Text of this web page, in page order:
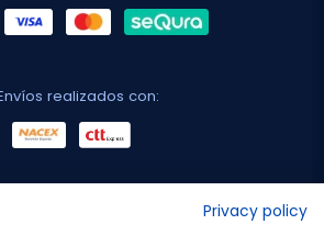
realizados con:
Privacy policy